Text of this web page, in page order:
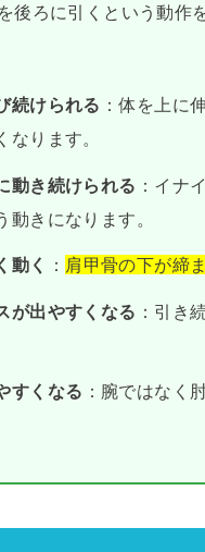
後ろに引くという動作
続けられる ：体を上に
なります。
動き続けられる ：イナ
動きになります。
動く ： 肩甲骨の下が締
が出やすくなる ：引き
すくなる ：腕ではなく